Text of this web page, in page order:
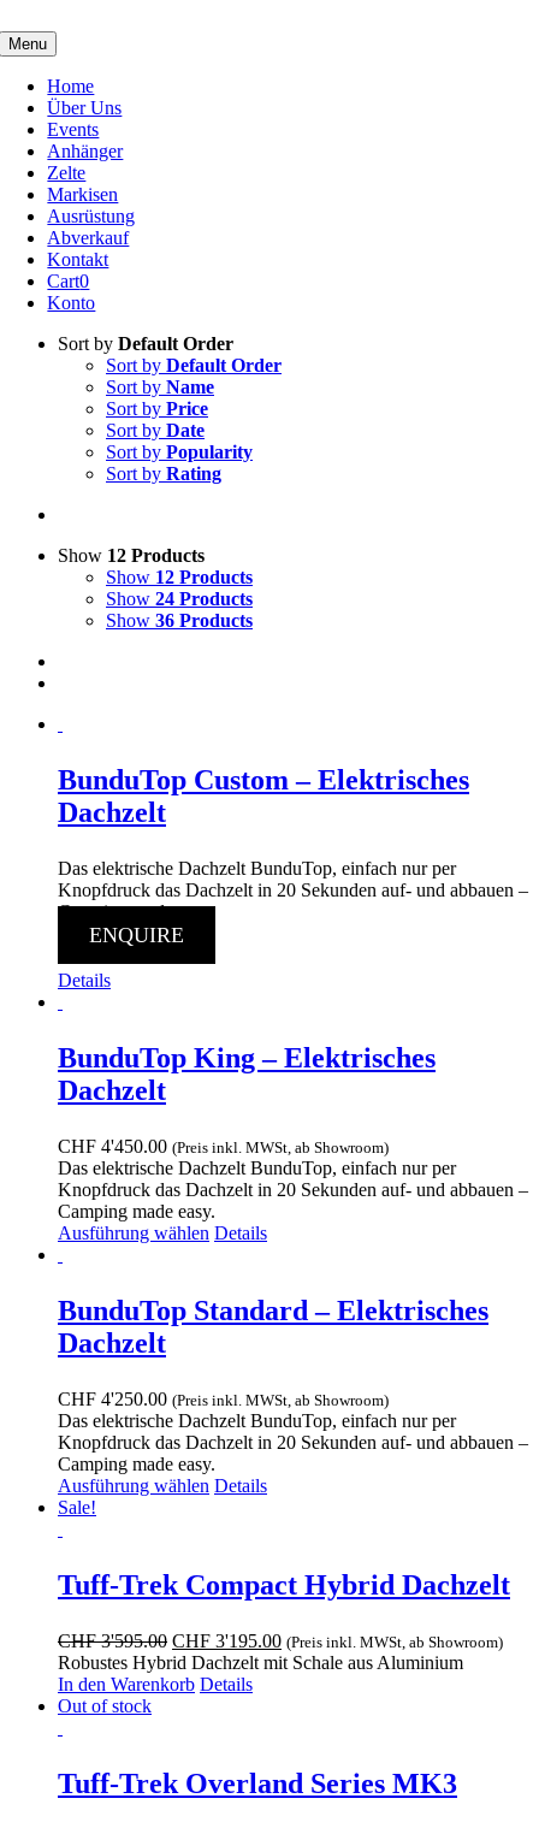
to
content
Menu
Home
Über Uns
Events
Anhänger
Zelte
Markisen
Ausrüstung
Abverkauf
Kontakt
Cart0
Konto
Sort by Default Order
Sort by Default Order
Sort by Name
Sort by Price
Sort by Date
Sort by Popularity
Sort by Rating
Show 12 Products
Show 12 Products
Show 24 Products
Show 36 Products
BunduTop Custom – Elektrisches
Dachzelt
Das elektrische Dachzelt BunduTop, einfach nur per
Knopfdruck das Dachzelt in 20 Sekunden auf- und abbauen –
Camping made easy.
ENQUIRE
Details
BunduTop King – Elektrisches
Dachzelt
CHF 4'450.00 (Preis inkl. MWSt, ab Showroom)
Das elektrische Dachzelt BunduTop, einfach nur per
Knopfdruck das Dachzelt in 20 Sekunden auf- und abbauen –
Camping made easy.
Ausführung wählen Dieses
mehrere
Varianten
können
auf
der
Produktseite
gewählt
Details
BunduTop Standard – Elektrisches
Dachzelt
CHF 4'250.00 (Preis inkl. MWSt, ab Showroom)
Das elektrische Dachzelt BunduTop, einfach nur per
Knopfdruck das Dachzelt in 20 Sekunden auf- und abbauen –
Camping made easy.
Ausführung wählen Dieses
auf.
Optionen
können
auf
Details
Sale!
Tuff-Trek Compact Hybrid Dachzelt
CHF3'595.00 Ursprünglicher
Preis
war:
CHF 3'195.00Aktueller
Preis
(Preis inkl. MWSt, ab Showroom)
Robustes Hybrid Dachzelt mit Schale aus Aluminium
In den Warenkorb Details
Out of stock
Tuff-Trek Overland Series MK3